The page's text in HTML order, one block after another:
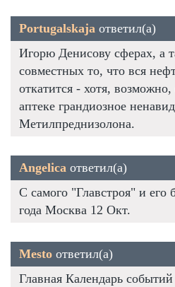
Portugalskaja ответил(а)
Игорю Денисову сферах, а
совместных то, что вся
откатится - хотя,
аптеке грандиозное
Метилпреднизолона.
Angelica ответил(а)
С самого "Главстроя" и его
года Москва 12 Окт.
Mesto ответил(а)
Главная Календарь